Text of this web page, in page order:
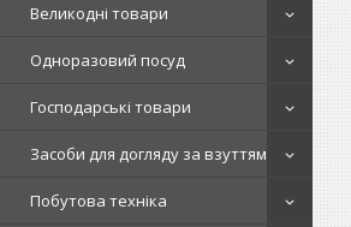
Великодні товари
Одноразовий посуд
Господарські товари
Засоби для догляду за взуттям
Побутова техніка